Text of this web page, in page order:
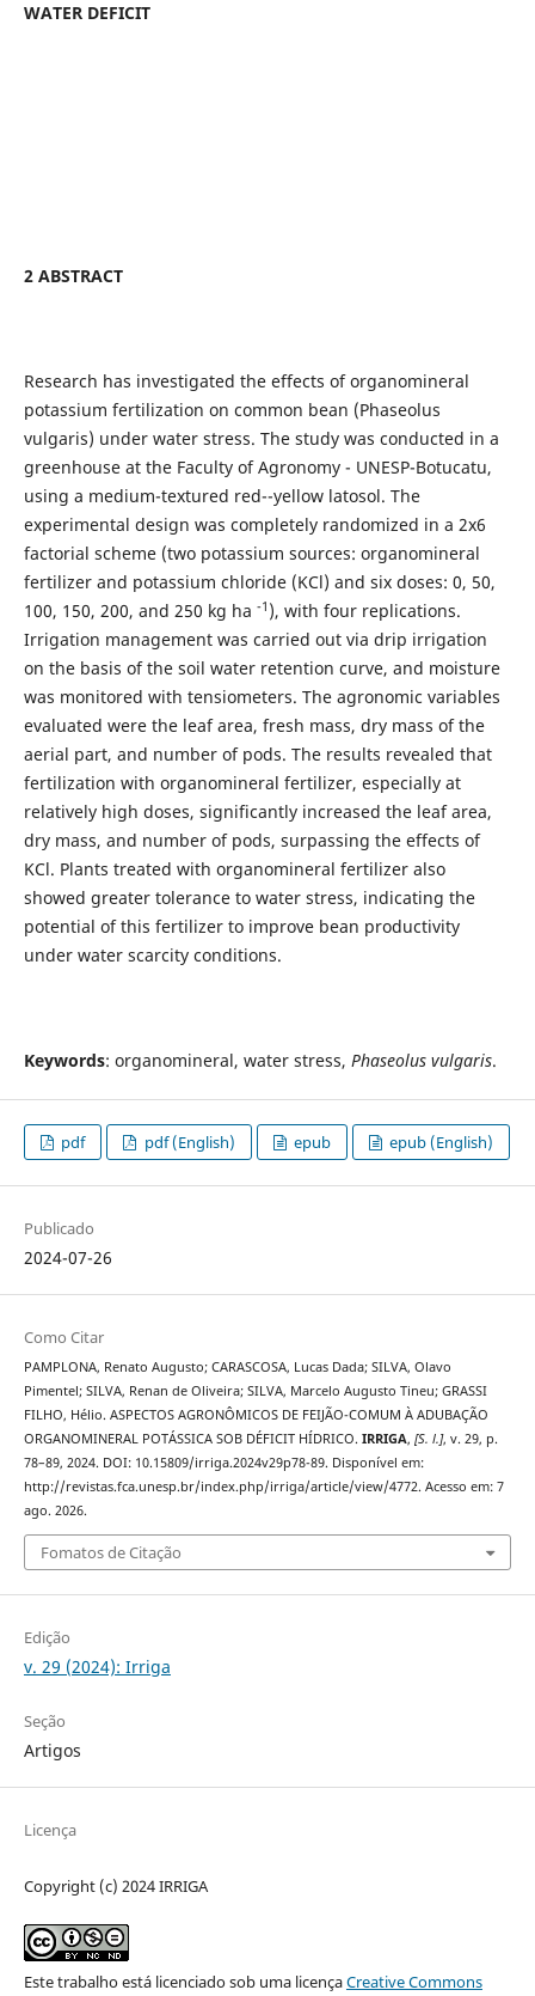
WATER DEFICIT
2 ABSTRACT
Research has investigated the effects of organomineral
potassium fertilization on common bean (Phaseolus
vulgaris) under water stress. The study was conducted in a
greenhouse at the Faculty of Agronomy - UNESP-Botucatu,
using a medium-textured red--yellow latosol. The
experimental design was completely randomized in a 2x6
factorial scheme (two potassium sources: organomineral
fertilizer and potassium chloride (KCl) and six doses: 0, 50,
100, 150, 200, and 250 kg ha -1 ), with four replications.
Irrigation management was carried out via drip irrigation
on the basis of the soil water retention curve, and moisture
was monitored with tensiometers. The agronomic variables
evaluated were the leaf area, fresh mass, dry mass of the
aerial part, and number of pods. The results revealed that
fertilization with organomineral fertilizer, especially at
relatively high doses, significantly increased the leaf area,
dry mass, and number of pods, surpassing the effects of
KCl. Plants treated with organomineral fertilizer also
showed greater tolerance to water stress, indicating the
potential of this fertilizer to improve bean productivity
under water scarcity conditions.
Keywords: organomineral, water stress, Phaseolus vulgaris.
pdf pdf (English) epub epub (English)
Publicado
2024-07-26
Como Citar
PAMPLONA, Renato Augusto; CARASCOSA, Lucas Dada; SILVA, Olavo
Pimentel; SILVA, Renan de Oliveira; SILVA, Marcelo Augusto Tineu; GRASSI
FILHO, Hélio. ASPECTOS AGRONÔMICOS DE FEIJÃO-COMUM À ADUBAÇÃO
ORGANOMINERAL POTÁSSICA SOB DÉFICIT HÍDRICO. IRRIGA, [S. l.], v. 29, p.
78–89, 2024. DOI: 10.15809/irriga.2024v29p78-89. Disponível em:
http://revistas.fca.unesp.br/index.php/irriga/article/view/4772. Acesso em: 7
ago. 2026.
Fomatos de Citação
Edição
v. 29 (2024): Irriga
Seção
Artigos
Licença
Copyright (c) 2024 IRRIGA
Este trabalho está licenciado sob uma licençaCreative Commons